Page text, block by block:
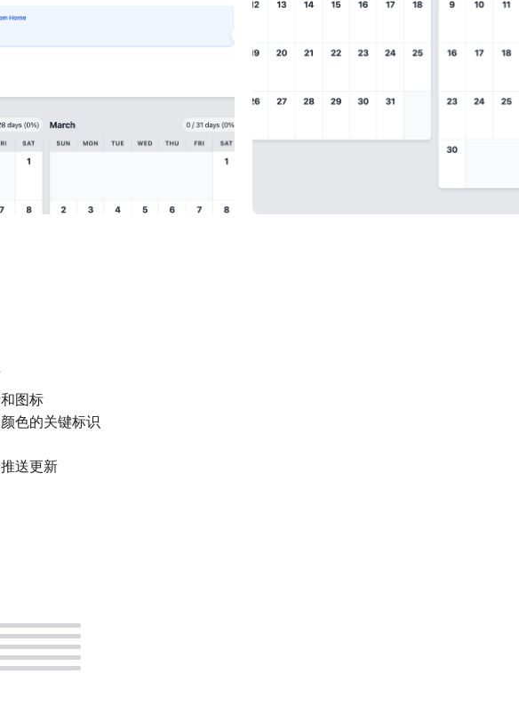
图标
色的关键标识
送更新